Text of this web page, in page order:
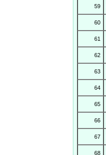
59
60
61
62
63
64
65
66
67
68